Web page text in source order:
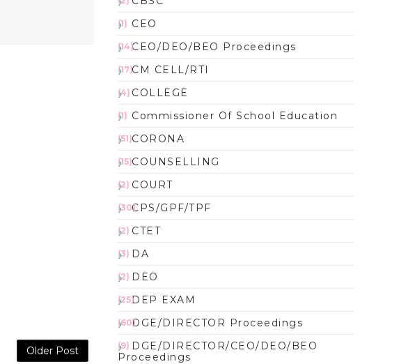
Older Post
CEO
(1)
CEO/DEO/BEO Proceedings
(14)
CM CELL/RTI
(17)
COLLEGE
(4)
Commissioner Of School Education
(1)
CORONA
(51)
COUNSELLING
(15)
COURT
(2)
CPS/GPF/TPF
(30)
CTET
(2)
DA
(3)
DEO
(2)
DEP EXAM
(25)
DGE/DIRECTOR Proceedings
(60)
DGE/DIRECTOR/CEO/DEO/BEO
Proceedings
(9)